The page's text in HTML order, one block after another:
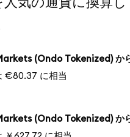
(Ondo Tokenized) か
€80.37 に相当
(Ondo Tokenized) か